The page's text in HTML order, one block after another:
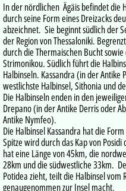
In der nördlichen Ägäis befindet die
durch seine Form eines Dreizacks
abzeichnet. Sie beginnt südlich der
der Region von Thessaloniki.
durch die Thermaischen Bucht
Strimonikou. Südlich führt die
Halbinseln. Kassandra (in der Antike
westlichste Halbinsel, Sithonia und
Die Halbinseln enden in den
Drepano (in der Antike Derris oder
Antike Nymfeo).
Die Halbinsel Kassandra hat die
Spitze wird durch das Kap von
hat eine Länge von 45km, die
28km und die südwestliche 33km.
Potidea zieht, teilt die Halbinsel vom
genaugenommen zur Insel macht.